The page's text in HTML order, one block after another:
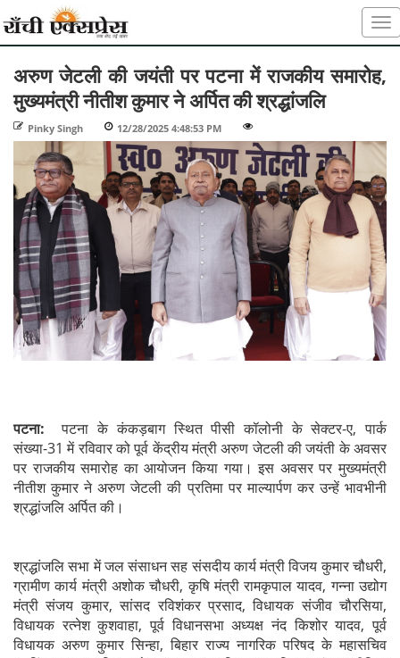
अरुण जेटली की जयंती पर पटना में राजकीय समारोह,
मुख्यमंत्री नीतीश कुमार ने अर्पित की श्रद्धांजलि
Pinky Singh 12/28/2025 4:48:53 PM
पटना:
पटना के कंकड़बाग स्थित पीसी कॉलोनी के सेक्टर-ए, पार्क
संख्या-31 में रविवार को पूर्व केंद्रीय मंत्री अरुण जेटली की जयंती के अवसर
पर राजकीय समारोह का आयोजन किया गया। इस अवसर पर मुख्यमंत्री
नीतीश कुमार ने अरुण जेटली की प्रतिमा पर माल्यार्पण कर उन्हें भावभीनी
श्रद्धांजलि अर्पित की।
श्रद्धांजलि सभा में जल संसाधन सह संसदीय कार्य मंत्री विजय कुमार चौधरी,
ग्रामीण कार्य मंत्री अशोक चौधरी, कृषि मंत्री रामकृपाल यादव, गन्ना उद्योग
मंत्री संजय कुमार, सांसद रविशंकर प्रसाद, विधायक संजीव चौरसिया,
विधायक रत्नेश कुशवाहा, पूर्व विधानसभा अध्यक्ष नंद किशोर यादव, पूर्व
विधायक अरुण कुमार सिन्हा, बिहार राज्य नागरिक परिषद के महासचिव